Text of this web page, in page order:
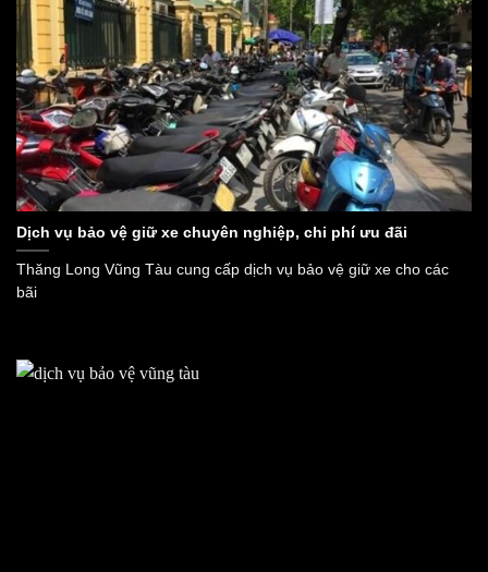
Dịch vụ bảo vệ giữ xe chuyên nghiệp, chi phí ưu đãi
Thăng Long Vũng Tàu cung cấp dịch vụ bảo vệ giữ xe cho các
bãi